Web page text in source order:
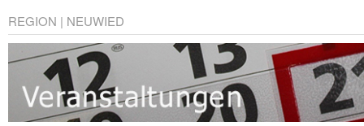
REGION | NEUWIED